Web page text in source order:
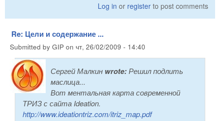
Log in or register to post comments
Re: Цели и содержание ...
Submitted by GIP on чт, 26/02/2009 - 14:40
Сергей Малкин wrote:Решил подлить
маслица...
Вот ментальная карта современной
ТРИЗ с сайта Ideation.
http://www.ideationtriz.com/itriz_map.pdf